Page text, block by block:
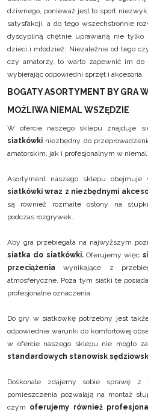
dziwnego, ponieważ jest to sport
satysfakcji, a do tego wszechstronnie
dyscypliną chętnie uprawianą nie tylko
dzieci i młodzież. Niezależnie od tego
czy amatorzy, to warto zapewnić im
wybierając odpowiedni sprzęt i akcesoria.
BOGATY ASORTYMENT BY GRA
MOŻLIWA NIEMAL WSZĘDZIE
W ofercie naszego sklepu znajduje
siatkówki niezbędny do
amatorskim, jak i profesjonalnym w
Asortyment naszego sklepu obejmuje
siatkówki wraz z niezbędnymi
są również rozmaiteosłony na słupki
podczas rozgrywek.
Aby gra przebiegała na najwyższym
siatka do siatkówki.Oferujemy więc
przeciążenia wynikające z
atmosferyczne. Poza tym siatki te
profesjonalne oznaczenia.
Do gry w siatkówkę potrzebny jest
odpowiednie warunki do komfortowej
w ofercie naszego sklepu nie mogło
standardowych stanowisk
Doskonale zdajemy sobie sprawę
pomieszczenia pozwalają na montaż
czym oferujemy również